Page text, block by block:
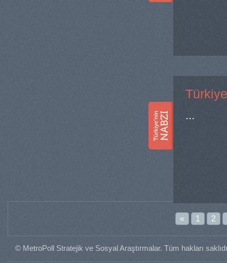
...
« 1 2
© MetroPoll Stratejik ve Sosyal Araştırmalar. Tüm hakları